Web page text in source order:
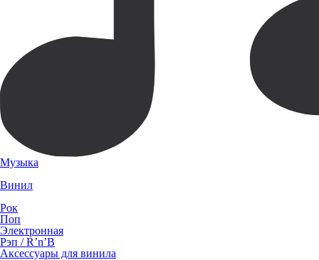
Музыка
Винил
Рок
Поп
Электронная
Рэп / R’n’B
Аксессуары для винила